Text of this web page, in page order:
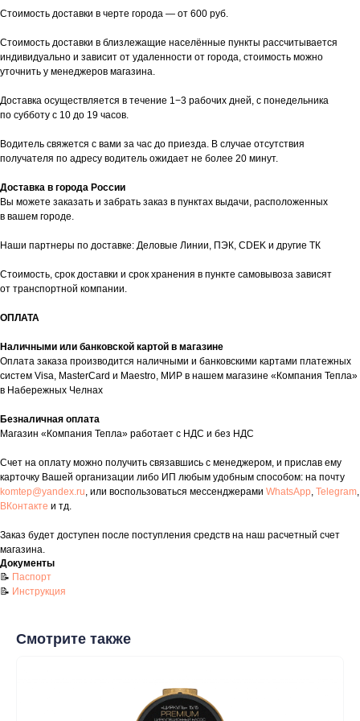
Стоимость доставки в черте города — от 600 руб.
Стоимость доставки в близлежащие населённые пункты рассчитывается
индивидуально и зависит от удаленности от города, стоимость можно
уточнить у менеджеров магазина.
Доставка осуществляется в течение 1−3 рабочих дней, с понедельника
по субботу с 10 до 19 часов.
Водитель свяжется с вами за час до приезда. В случае отсутствия
получателя по адресу водитель ожидает не более 20 минут.
Доставка в города России
Вы можете заказать и забрать заказ в пунктах выдачи, расположенных
в вашем городе.
Наши партнеры по доставке: Деловые Линии, ПЭК, CDEK и другие ТК
Стоимость, срок доставки и срок хранения в пункте самовывоза зависят
от транспортной компании.
ОПЛАТА
Наличными или банковской картой в магазине
Оплата заказа производится наличными и банковскими картами платежных
систем Visa, MasterCard и Maestro, МИР в нашем магазине «Компания Тепла»
в Набережных Челнах
Безналичная оплата
Магазин «Компания Тепла» работает с НДС и без НДС
Счет на оплату можно получить связавшись с менеджером, и прислав ему
карточку Вашей организации либо ИП любым удобным способом: на почту
komtep@yandex.ru, или воспользоваться мессенджерами WhatsApp, Telegram,
ВКонтакте и тд.
Заказ будет доступен после поступления средств на наш расчетный счет
магазина.
Документы
📝 Паспорт
📝 Инструкция
Смотрите также
Контакты
Почта: komtep@yandex.ru
+7 (8552) 78-33-11
Заказать звонок